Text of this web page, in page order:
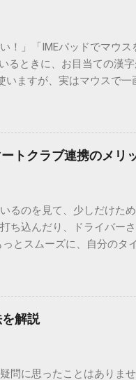
！」「IMEパッドでマウ
るときに、お目当ての漢
ますが、実はマウスで
コード入力」のテクニッ
はありません。 1. なぜ「
るのでしょうか。その理
は、JIS規格（日本産業規
に使われる非常に古い漢
。パソコン上のすべての
、この住所（コード）を
を出す「16進数入力」
（例：20BB7）」を把
ドの**[Alt]キーを押しな
： この方法は、特に
トクラブ連携のメリ
るのを見て、少しだけた
ち込んだり、ドライバー
とスムーズに、自分のタ
活用するだけで、再配達
術と、連携による具体的
押さえておきたいのが、
アルタイムで管理するた
現在はLINEやアプリと紐
解説
問に思ったことはありま